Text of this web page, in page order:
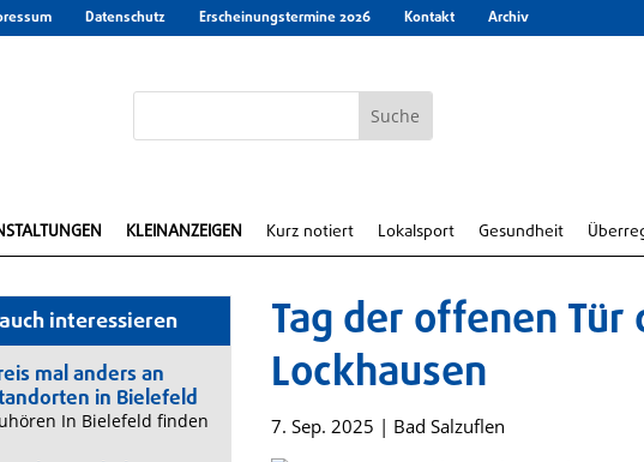
Datenschutz Erscheinungstermine 2026 Kontakt Archiv
KLEINANZEIGEN Kurz notiert Lokalsport Gesundheit
interessieren
mal anders an
in Bielefeld
In Bielefeld finden
Tag der offenen
Lockhausen
7. Sep. 2025 | Bad Salzuflen